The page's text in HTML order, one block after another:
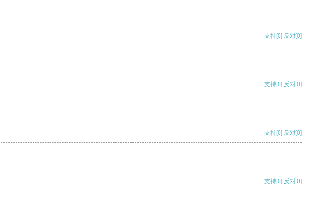
支持[0] 反对[0]
支持[0] 反对[0]
支持[0] 反对[0]
支持[0] 反对[0]